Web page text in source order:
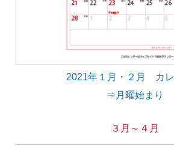
2021年１月・２月 カ
⇒月曜始まり
３月～４月